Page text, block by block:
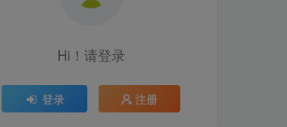
Hi！请登录
登录 注册